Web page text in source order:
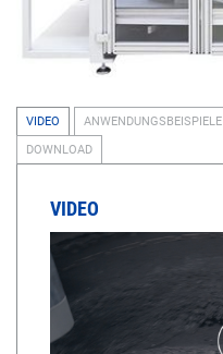
VIDEO ANWENDUNGSBEISPIELE
DOWNLOAD
VIDEO